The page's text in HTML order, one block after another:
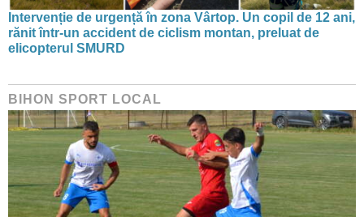
Intervenție de urgență în zona Vârtop. Un copil de 12 ani,
rănit într-un accident de ciclism montan, preluat de
elicopterul SMURD
BIHON SPORT LOCAL